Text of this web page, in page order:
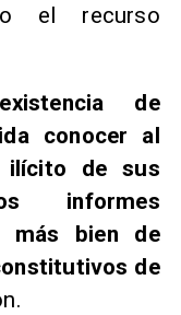
el recurso
de
conocer al
ilícito de sus
informes
más bien de
de